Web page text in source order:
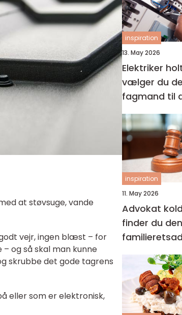
at støvsuge, vande
vejr, ingen blæst – for
og så skal man kunne
skrubbe det gode tagrens
eller som er elektronisk,
inspiration
13. May 2026
Elektriker holte
vælger du
fagmand til
opgaver
inspiration
11. May 2026
Advokat kolding
finder du